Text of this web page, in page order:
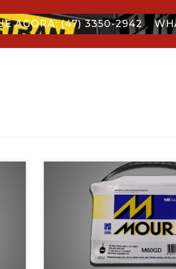
AGORA: (47) 3350-2942
e
[…]
Para as condições adversas que os
dia, a Moura desenvolveu conexões